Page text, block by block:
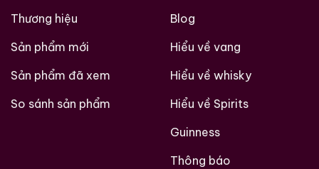
Thương hiệu
Sản phẩm mới
Sản phẩm đã xem
So sánh sản phẩm
Blog
Hiểu về vang
Hiểu về whisky
Hiểu về Spirits
Guinness
Thông báo